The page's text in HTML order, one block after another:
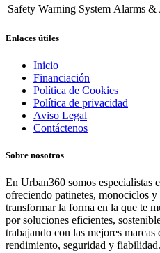
Safety Warning System Alarms &
Enlaces útiles
Inicio
Financiación
Política de Cookies
Política de privacidad
Aviso Legal
Contáctenos
Sobre nosotros
En Urban360 somos especialistas
ofreciendo patinetes, monociclos
transformar la forma en la que te
por soluciones eficientes,
trabajando con las mejores marcas
rendimiento, seguridad y